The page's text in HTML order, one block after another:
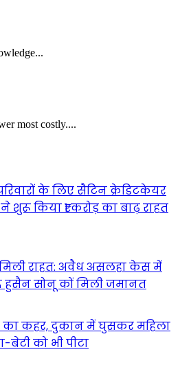
most costly....
के लिए सैटिन क्रेडिटकेयर
शुरू किया ₹1 करोड़ का बाढ़ राहत
मिली राहत: अवैध असलहा केस में
हुसैन सोनू कों मिली जमानत
का कहर, दुकान में घुसकर महिला
बेटी को भी पीटा